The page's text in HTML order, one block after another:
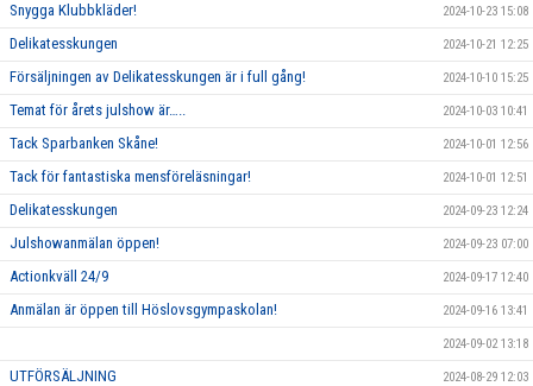
Snygga Klubbkläder! 2024-10-23 15:08
Delikatesskungen 2024-10-21 12:25
Försäljningen av Delikatesskungen är i full gång! 2024-10-10 15:25
Temat för årets julshow är….. 2024-10-03 10:41
Tack Sparbanken Skåne! 2024-10-01 12:56
Tack för fantastiska mensföreläsningar! 2024-10-01 12:51
Delikatesskungen 2024-09-23 12:24
Julshowanmälan öppen! 2024-09-23 07:00
Actionkväll 24/9 2024-09-17 12:40
Anmälan är öppen till Höslovsgympaskolan! 2024-09-16 13:41
2024-09-02 13:18
UTFÖRSÄLJNING 2024-08-29 12:03